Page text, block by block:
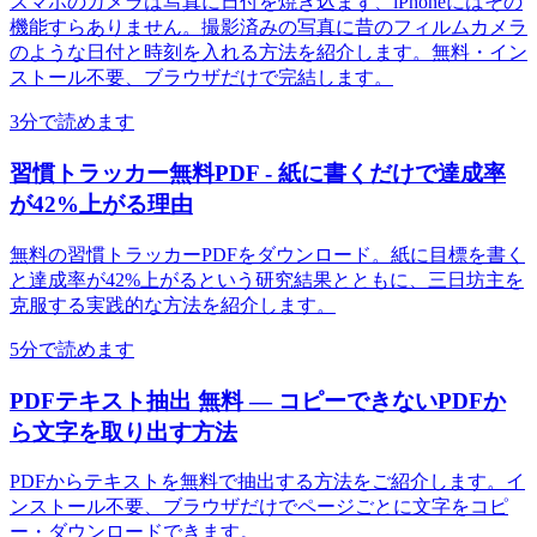
機能すらありません。撮影済みの写真に昔のフィルムカメラ
のような日付と時刻を入れる方法を紹介します。無料・イン
ストール不要、ブラウザだけで完結します。
3分で読めます
習慣トラッカー無料PDF - 紙に書くだけで達成率
が42%上がる理由
無料の習慣トラッカーPDFをダウンロード。紙に目標を書く
と達成率が42%上がるという研究結果とともに、三日坊主を
克服する実践的な方法を紹介します。
5分で読めます
PDFテキスト抽出 無料 — コピーできないPDFか
ら文字を取り出す方法
PDFからテキストを無料で抽出する方法をご紹介します。イ
ンストール不要、ブラウザだけでページごとに文字をコピ
ー・ダウンロードできます。